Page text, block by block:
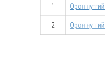
1 Орон
2 Орон